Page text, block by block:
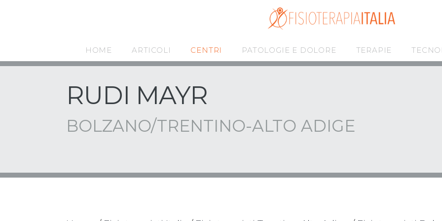
HOME ARTICOLI CENTRI PATOLOGIE E DOLORE TERAPIE
RUDI MAYR
BOLZANO/TRENTINO-ALTO ADIGE